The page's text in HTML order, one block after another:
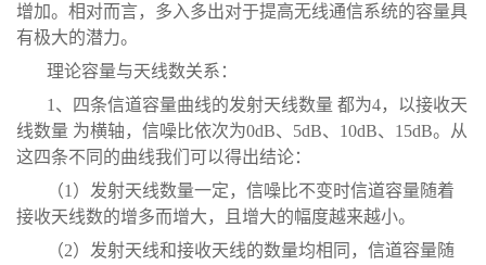
增加。相对而言，多入多出对于提高无线通信系统的容量具
有极大的潜力。
理论容量与天线数关系：
1、四条信道容量曲线的发射天线数量 都为4，以接收天
线数量 为横轴，信噪比依次为0dB、5dB、10dB、15dB。从
这四条不同的曲线我们可以得出结论：
（1）发射天线数量一定，信噪比不变时信道容量随着
接收天线数的增多而增大，且增大的幅度越来越小。
（2）发射天线和接收天线的数量均相同，信道容量随